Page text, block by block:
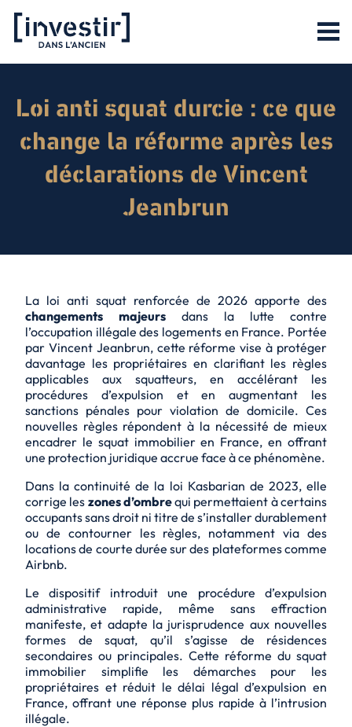
Loi anti squat durcie : ce que
change la réforme après les
déclarations de Vincent
Jeanbrun
La loi anti squat renforcée de 2026 apporte des
changements majeurs dans la lutte contre
l’occupation illégale des logements en France. Portée
par Vincent Jeanbrun, cette réforme vise à protéger
davantage les propriétaires en clarifiant les règles
applicables aux squatteurs, en accélérant les
procédures d’expulsion et en augmentant les
sanctions pénales pour violation de domicile. Ces
nouvelles règles répondent à la nécessité de mieux
encadrer le squat immobilier en France, en offrant
une protection juridique accrue face à ce phénomène.
Dans la continuité de la loi Kasbarian de 2023, elle
corrige les zones d’ombrequi permettaient à certains
occupants sans droit ni titre de s’installer durablement
ou de contourner les règles, notamment via des
locations de courte durée sur des plateformes comme
Airbnb.
Le dispositif introduit une procédure d’expulsion
administrative rapide, même sans effraction
manifeste, et adapte la jurisprudence aux nouvelles
formes de squat, qu’il s’agisse de résidences
secondaires ou principales. Cette réforme du squat
immobilier simplifie les démarches pour les
propriétaires et réduit le délai légal d’expulsion en
France, offrant une réponse plus rapide à l’intrusion
illégale.